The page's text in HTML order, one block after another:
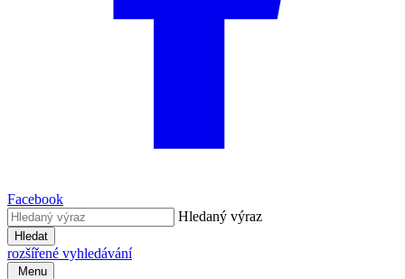
Facebook
Hledaný výraz
Hledat
rozšířené vyhledávání
Menu